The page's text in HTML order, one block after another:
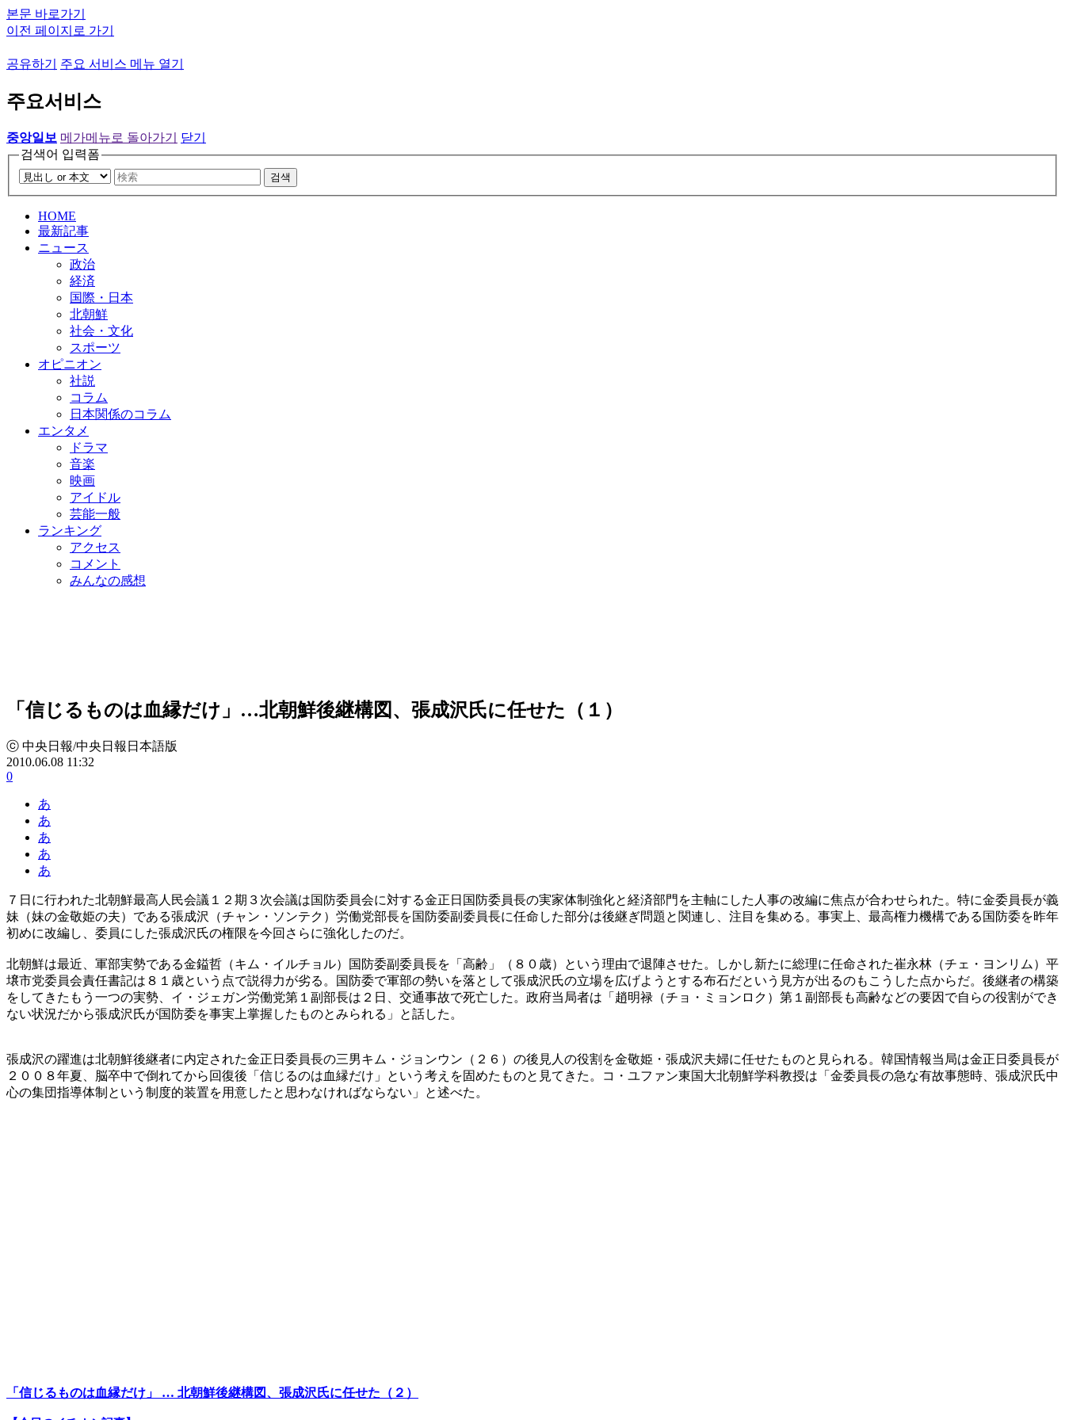
본문 바로가기
이전 페이지로 가기
공유하기 주요 서비스 메뉴 열기
주요서비스
중앙일보 메가메뉴로 돌아가기
닫기
검색어 입력폼
검색
HOME
最新記事
ニュース
政治
経済
国際・日本
北朝鮮
社会・文化
スポーツ
オピニオン
社説
コラム
日本関係のコラム
エンタメ
ドラマ
音楽
映画
アイドル
芸能一般
ランキング
アクセス
コメント
みんなの感想
「信じるものは血縁だけ」…北朝鮮後継構図、張成沢氏に任せた（１）
ⓒ 中央日報/中央日報日本語版
2010.06.08 11:32
0
あ
あ
あ
あ
あ
７日に行われた北朝鮮最高人民会議１２期３次会議は国防委員会に対する金正日国防委員長の実家体制強化と経済部門を主軸にした人事の改編に焦点が合わせられた。特に金委員長が義
妹（妹の金敬姫の夫）である張成沢（チャン・ソンテク）労働党部長を国防委副委員長に任命した部分は後継ぎ問題と関連し、注目を集める。事実上、最高権力機構である国防委を昨年
初めに改編し、委員にした張成沢氏の権限を今回さらに強化したのだ。
北朝鮮は最近、軍部実勢である金鎰哲（キム・イルチョル）国防委副委員長を「高齢」（８０歳）という理由で退陣させた。しかし新たに総理に任命された崔永林（チェ・ヨンリム）平
壌市党委員会責任書記は８１歳という点で説得力が劣る。国防委で軍部の勢いを落として張成沢氏の立場を広げようとする布石だという見方が出るのもこうした点からだ。後継者の構築
をしてきたもう一つの実勢、イ・ジェガン労働党第１副部長は２日、交通事故で死亡した。政府当局者は「趙明禄（チョ・ミョンロク）第１副部長も高齢などの要因で自らの役割ができ
ない状況だから張成沢氏が国防委を事実上掌握したものとみられる」と話した。
張成沢の躍進は北朝鮮後継者に内定された金正日委員長の三男キム・ジョンウン（２６）の後見人の役割を金敬姫・張成沢夫婦に任せたものと見られる。韓国情報当局は金正日委員長が
２００８年夏、脳卒中で倒れてから回復後「信じるのは血縁だけ」という考えを固めたものと見てきた。コ・ユファン東国大北朝鮮学科教授は「金委員長の急な有故事態時、張成沢氏中
心の集団指導体制という制度的装置を用意したと思わなければならない」と述べた。
「信じるものは血縁だけ」 … 北朝鮮後継構図、張成沢氏に任せた（２）